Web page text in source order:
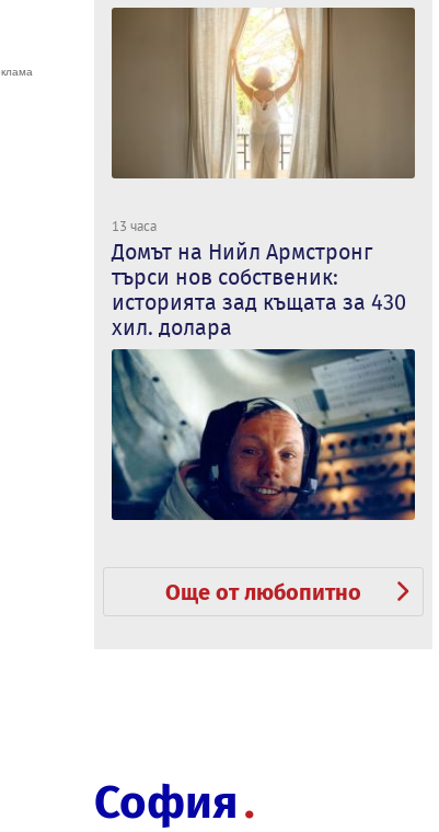
13 часа
Домът на Нийл Армстронг
търси нов собственик:
историята зад къщата за 430
хил. долара
Още от любопитно
София